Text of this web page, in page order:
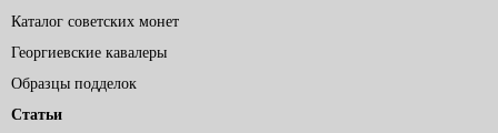
Каталог советских монет
Георгиевские кавалеры
Образцы подделок
Статьи